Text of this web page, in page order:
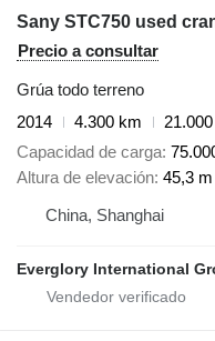
Sany STC750 used
Precio a consultar
Grúa todo terreno
2014
4.300 km
Capacidad de carga
Altura de elevación 45,3 m
China, Shanghai
Everglory International